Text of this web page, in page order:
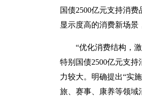
国债2500亿元支持消
显示度高的消费新场景
“优化消费结构，
特别国债2500亿元支
力较大。明确提出“实
旅、赛事、康养等领域